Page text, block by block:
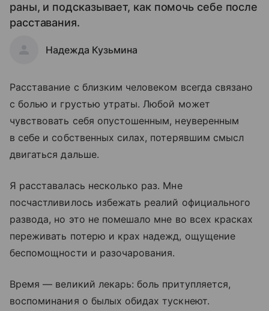
раны, и подсказывает, как помочь себе после
расставания.
Надежда Кузьмина
Расставание с близким человеком всегда связано
с болью и грустью утраты. Любой может
чувствовать себя опустошенным, неуверенным
в себе и собственных силах, потерявшим смысл
двигаться дальше.
Я расставалась несколько раз. Мне
посчастливилось избежать реалий официального
развода, но это не помешало мне во всех красках
переживать потерю и крах надежд, ощущение
беспомощности и разочарования.
Время — великий лекарь: боль притупляется,
воспоминания о былых обидах тускнеют.